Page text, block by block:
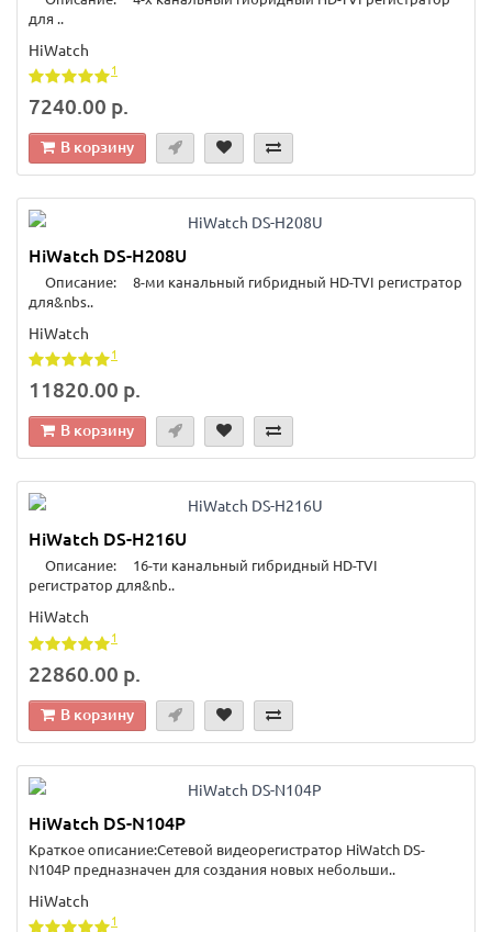
для ..
HiWatch
1
7240.00 р.
В корзину
HiWatch DS-H208U
Описание: 8-ми канальный гибридный HD-TVI регистратор
для&nbs..
HiWatch
1
11820.00 р.
В корзину
HiWatch DS-H216U
Описание: 16-ти канальный гибридный HD-TVI
регистратор для&nb..
HiWatch
1
22860.00 р.
В корзину
HiWatch DS-N104P
Краткое описание:Сетевой видеорегистратор HiWatch DS-
N104P предназначен для создания новых небольши..
HiWatch
1